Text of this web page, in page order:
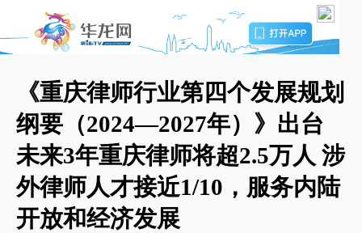
《重庆律师行业第四个发展规划
纲要（2024—2027年）》出台
未来3年重庆律师将超2.5万人 涉
外律师人才接近1/10，服务内陆
开放和经济发展